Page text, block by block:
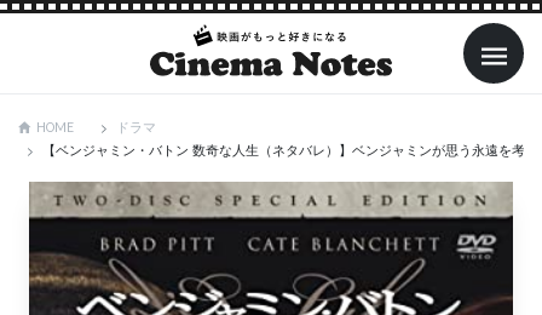
HOME
ドラマ
【ベンジャミン・バトン 数奇な人生（ネタバレ）】ベンジャミンが思う永遠を考